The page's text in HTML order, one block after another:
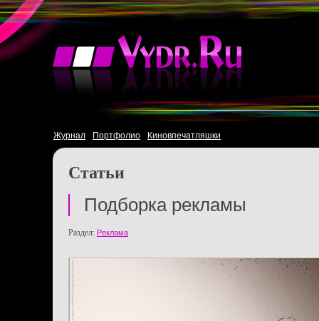
Журнал Портфолио Киновпечатляшки
Статьи
Подборка рекламы
Раздел: Реклама